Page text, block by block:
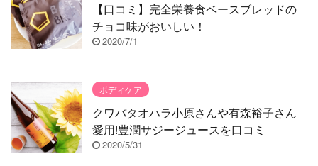
【口コミ】完全栄養食ベースブレッドの
チョコ味がおいしい！
2020/7/1
ボディケア
クワバタオハラ小原さんや有森裕子さん
愛用!豊潤サジージュースを口コミ
2020/5/31